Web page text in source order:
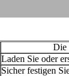
Die
Laden Sie oder
Sicher festigen